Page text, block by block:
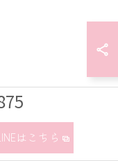
はこちら